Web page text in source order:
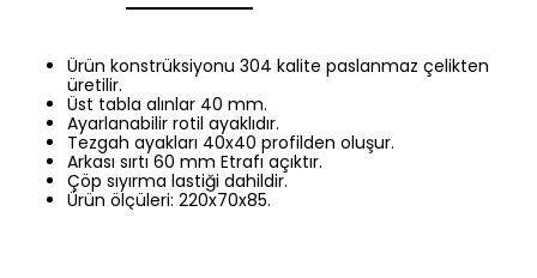
Ürün konstrüksiyonu 304 kalite paslanmaz çelikten
üretilir.
Üst tabla alınlar 40 mm.
Ayarlanabilir rotil ayaklıdır.
Tezgah ayakları 40x40 profilden oluşur.
Arkası sırtı 60 mm Etrafı açıktır.
Çöp sıyırma lastiği dahildir.
Ürün ölçüleri: 220x70x85.